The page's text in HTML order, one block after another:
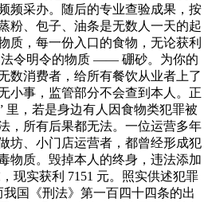
频采办。随后的专业查验成果，按
粉、包子、油条是无数人一天的起
质，每一份入口的食物，无论获利
法令明令的物质 —— 硼砂。为你的
数消费者，给所有餐饮从业者上了
小事，监管部分不会查到本人。正
里，若是身边有人因食物类犯罪被
，所有后果都无法。一位运营多年
坊、小门店运营者，都曾经形成犯
物质。毁掉本人的终身，违法添加
现实获利 7151 元。照实供述犯罪
国《刑法》第一百四十四条的出